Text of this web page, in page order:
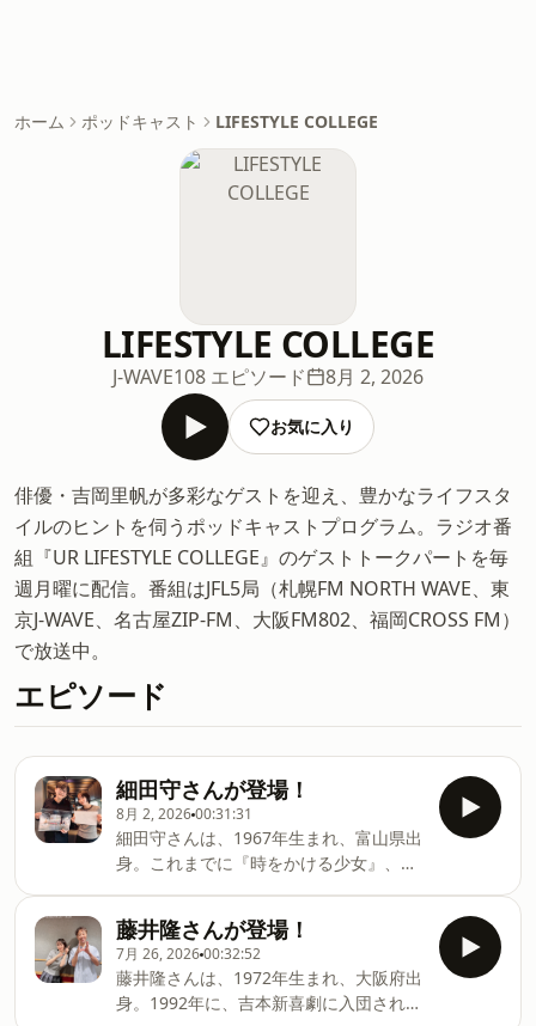
ホーム ポッドキャスト LIFESTYLE COLLEGE
LIFESTYLE COLLEGE
J-WAVE108 エピソード 8月 2, 2026
お気に入り
俳優・吉岡里帆が多彩なゲストを迎え、豊かなライフスタ
イルのヒントを伺うポッドキャストプログラム。ラジオ番
組『UR LIFESTYLE COLLEGE』のゲストトークパートを毎
週月曜に配信。番組はJFL5局（札幌FM NORTH WAVE、東
京J-WAVE、名古屋ZIP-FM、大阪FM802、福岡CROSS FM）
で放送中。
エピソード
細田守さんが登場！
8月 2, 202600:31:31
細田守さんは、1967年生まれ、富山県出
身。これまでに『時をかける少女』、
ミライ』など、様々な作品を生み出して
いらっしゃいます。そんな細田守さんの
映像世界を体感する展覧会「細田守の原
点/展」現在、東京・京橋にある
CREATIVE MUSEUM TOKYOにて開催中
藤井隆さんが登場！
7月 26, 202600:32:52
藤井隆さんは、1972年生まれ、大阪府出
身。1992年に、吉本新喜劇に入団され